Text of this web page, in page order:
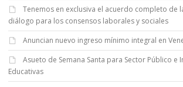
Tenemos en exclusiva el acuerdo completo de
diálogo para los consensos laborales y sociales
Anuncian nuevo ingreso mínimo integral en
Asueto de Semana Santa para Sector Público e
Educativas